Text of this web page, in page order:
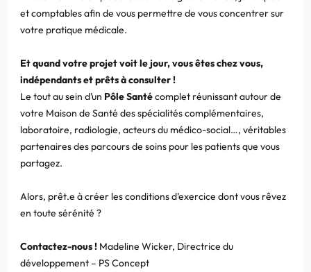
et comptables afin de vous permettre de vous concentrer sur
votre pratique médicale.
Et quand votre projet voit le jour, vous êtes chez vous,
indépendants et prêts à consulter !
Le tout au sein d’un Pôle Santécomplet réunissant autour de
votre Maison de Santé des spécialités complémentaires,
laboratoire, radiologie, acteurs du médico-social…, véritables
partenaires des parcours de soins pour les patients que vous
partagez.
Alors, prêt.e à créer les conditions d’exercice dont vous rêvez
en toute sérénité ?
Contactez-nous ! Madeline Wicker, Directrice du
développement – PS Concept